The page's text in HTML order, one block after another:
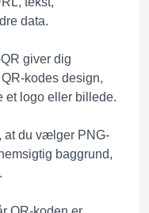
data.
giver dig
kodes design,
et logo eller billede.
at du vælger PNG-
baggrund,